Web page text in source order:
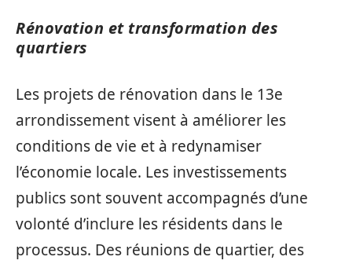
Rénovation et transformation des
quartiers
Les projets de rénovation dans le 13e
arrondissement visent à améliorer les
conditions de vie et à redynamiser
l’économie locale. Les investissements
publics sont souvent accompagnés d’une
volonté d’inclure les résidents dans le
processus. Des réunions de quartier, des